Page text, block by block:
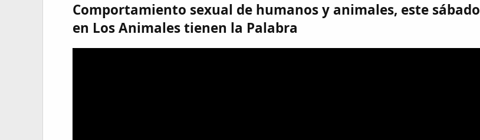
Comportamiento sexual de humanos y animales, este sábado
en Los Animales tienen la Palabra